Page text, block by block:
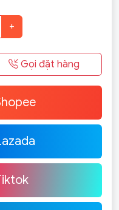
+
Gọi đặt hàng